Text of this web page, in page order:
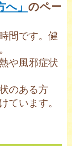
へ」 のペー
間です。健
。
や風邪症状
のある方
ています。